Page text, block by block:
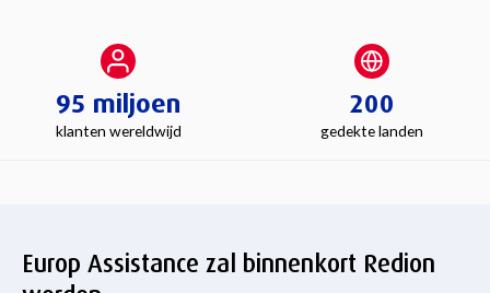
95 miljoen
klanten wereldwijd
200
gedekte landen
Europ Assistance zal binnenkort Redion